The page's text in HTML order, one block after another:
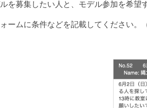
を募集したい人と、モデル参加を希望
ームに条件などを記載してください。